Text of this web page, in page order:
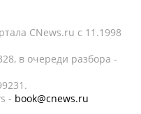
CNews.ru c 11.1998
в очереди разбора -
- book@cnews.ru